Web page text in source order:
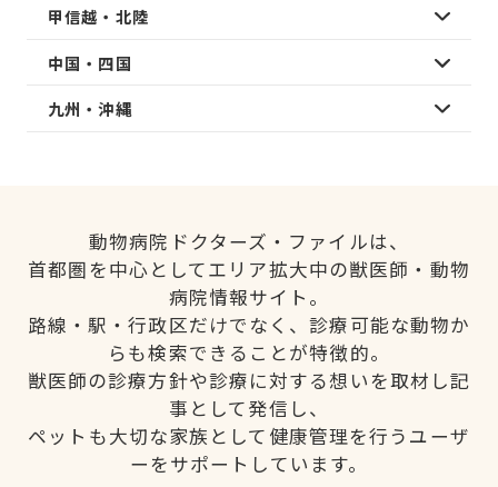
甲信越・北陸
中国・四国
九州・沖縄
動物病院ドクターズ・ファイルは、
首都圏を中心としてエリア拡大中の獣医師・動物
病院情報サイト。
路線・駅・行政区だけでなく、診療可能な動物か
らも検索できることが特徴的。
獣医師の診療方針や診療に対する想いを取材し記
事として発信し、
ペットも大切な家族として健康管理を行うユーザ
ーをサポートしています。